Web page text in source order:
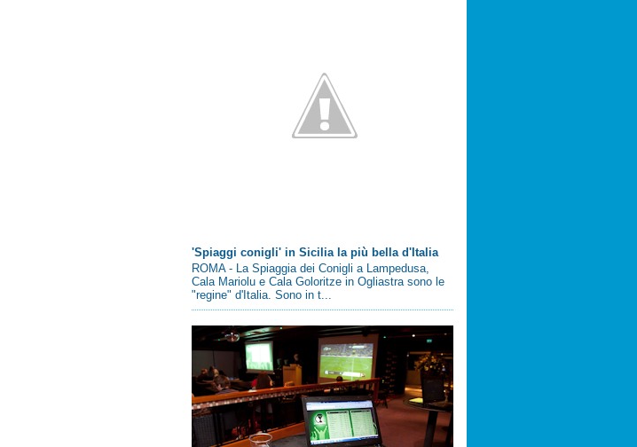
'Spiaggi conigli' in Sicilia la più bella d'Italia
ROMA - La Spiaggia dei Conigli a Lampedusa,
Cala Mariolu e Cala Goloritze in Ogliastra sono le
"regine" d'Italia. Sono in t...